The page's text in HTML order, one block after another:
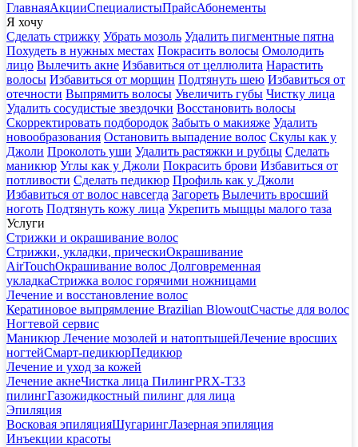
ГлавнаяАкцииСпециалистыПрайсАбонементы
Я хочу
Сделать стрижку Убрать мозоль Удалить пигментные пятна
Похудеть в нужных местах Покрасить волосы Омолодить
лицо Вылечить акне Избавиться от целлюлита Нарастить
волосы Избавиться от морщин Подтянуть шею Избавиться от
отечности Выпрямить волосы Увеличить губы Чистку лица
Удалить сосудистые звездочки Восстановить волосы
Скорректировать подбородок Забыть о макияже Удалить
новообразования Остановить выпадение волос Скулы как у
Джоли Проколоть уши Удалить растяжки и рубцы Сделать
маникюр Углы как у Джоли Покрасить брови Избавиться от
потливости Сделать педикюр Профиль как у Джоли
Избавиться от волос навсегда Загореть Вылечить вросший
ноготь Подтянуть кожу лица Укрепить мыщцы малого таза
Услуги
Стрижки и окрашивание волос
Стрижки, укладки, прическиОкрашивание
AirTouchОкрашивание волос Долговременная
укладкаСтрижка волос горячими ножницами
Лечение и восстановление волос
Кератиновое выпрямление Brazilian BlowoutСчастье для волос
Ногтевой сервис
Маникюр Лечение мозолей и натоптышейЛечение вросших
ногтейСмарт-педикюрПедикюр
Лечение и уход за кожей
Лечение акнеЧистка лица ПилингPRX-T33
пилингГазожидкостный пилинг для лица
Эпиляция
Восковая эпиляцияШугарингЛазерная эпиляция
Инъекции красоты